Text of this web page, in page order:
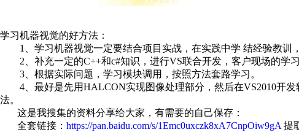
学习机器视觉的好方法：
1、学习机器视觉一定要结合项目实战，在实践中学 结经验教训，
2、补充一定的C++和c#知识，进行VS联合开发，客户现场的学
3、根据实际问题，学习模块调用，按照方法套路学习。
4、最好是先用HALCON实现图像处理部分，然后在VS2010开发
法。
这是我搜集的资料分享给大家，有需要的自己保存：
全套链接： https://pan.baidu.com/s/1Emc0uxczk8xA7CnpOiw9gA 提